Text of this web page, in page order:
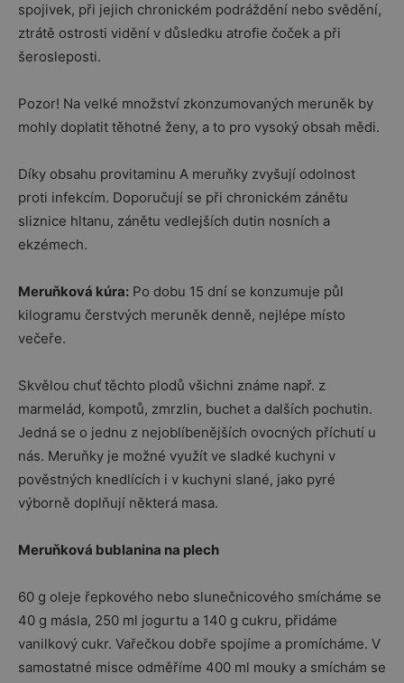
spojivek, při jejich chronickém podráždění nebo svědění,
ztrátě ostrosti vidění v důsledku atrofie čoček a při
šerosleposti.
Pozor! Na velké množství zkonzumovaných meruněk by
mohly doplatit těhotné ženy, a to pro vysoký obsah mědi.
Díky obsahu provitaminu A meruňky zvyšují odolnost
proti infekcím. Doporučují se při chronickém zánětu
sliznice hltanu, zánětu vedlejších dutin nosních a
ekzémech.
Meruňková kúra: Po dobu 15 dní se konzumuje půl
kilogramu čerstvých meruněk denně, nejlépe místo
večeře.
Skvělou chuť těchto plodů všichni známe např. z
marmelád, kompotů, zmrzlin, buchet a dalších pochutin.
Jedná se o jednu z nejoblíbenějších ovocných příchutí u
nás. Meruňky je možné využít ve sladké kuchyni v
pověstných knedlících i v kuchyni slané, jako pyré
výborně doplňují některá masa.
Meruňková bublanina na plech
60 g oleje řepkového nebo slunečnicového smícháme se
40 g másla, 250 ml jogurtu a 140 g cukru, přidáme
vanilkový cukr. Vařečkou dobře spojíme a promícháme. V
samostatné misce odměříme 400 ml mouky a smíchám se